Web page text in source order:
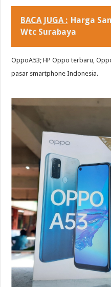
BACA JUGA : Harga
Wtc Surabaya
OppoA53; HP Oppo terbaru,
pasar smartphone Indonesia.